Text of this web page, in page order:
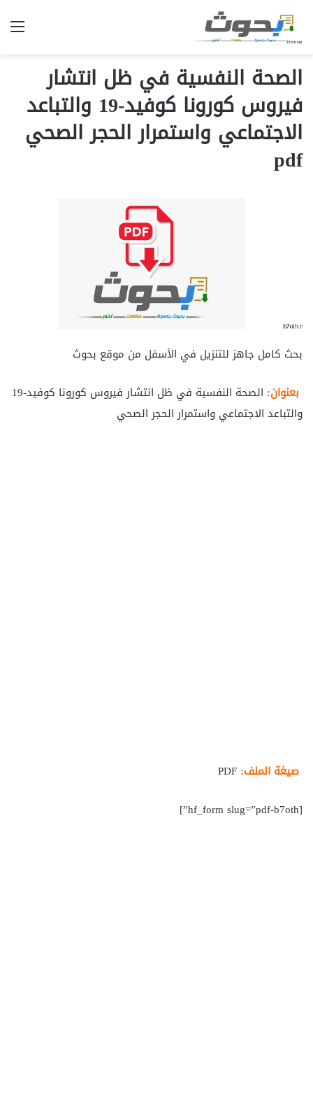
الصحة النفسية في ظل انتشار
فيروس كورونا كوفيد-19 والتباعد
الاجتماعي واستمرار الحجر الصحي
pdf
بحث كامل جاهز للتنزيل في الأسفل من موقع بحوث
بعنوان:
الصحة النفسية في ظل انتشار فيروس كورونا كوفيد-19
والتباعد الاجتماعي واستمرار الحجر الصحي
صيغة الملف:
[hf_form slug=”pdf-b7oth”]